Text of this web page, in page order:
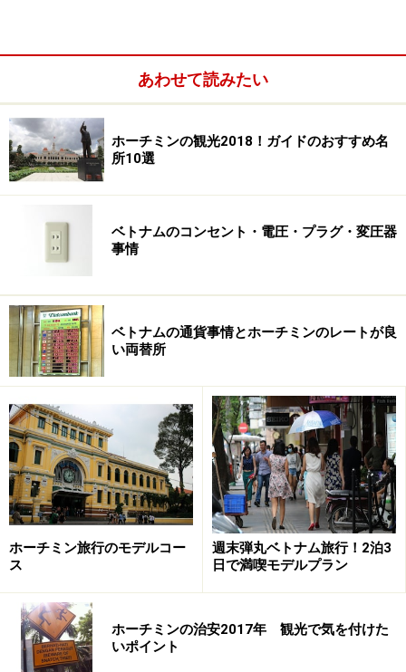
ムイネー旅行のベストシーズン
ムイネーは南部の気候と合致するので、乾季の時期とな
る12月から5月までがおすすめシーズンです。ただし、
屋内の観光スポットがありませんので、乾季の中でも特
に日差しが厳しくなる3月4月は避けた方がいいかもしれ
現地での移動方法
現地での移動手段はメインがタクシー。個人旅行を満喫
したいのであれば、バイクをレンタルすることができま
す。バイクはレンタバイク専門店、もしくはホテルで貸
し出しをしています。
あわせて読みたい
ホーチミンの観光2018！ガイドのおすすめ名
所10選
ベトナムのコンセント・電圧・プラグ・変圧器
事情
ベトナムの通貨事情とホーチミンのレートが良
い両替所
ホーチミン旅行のモデルコー
ス
週末弾丸ベトナム旅行！2泊3
日で満喫モデルプラン
ホーチミンの治安2017年 観光で気を付けた
いポイント